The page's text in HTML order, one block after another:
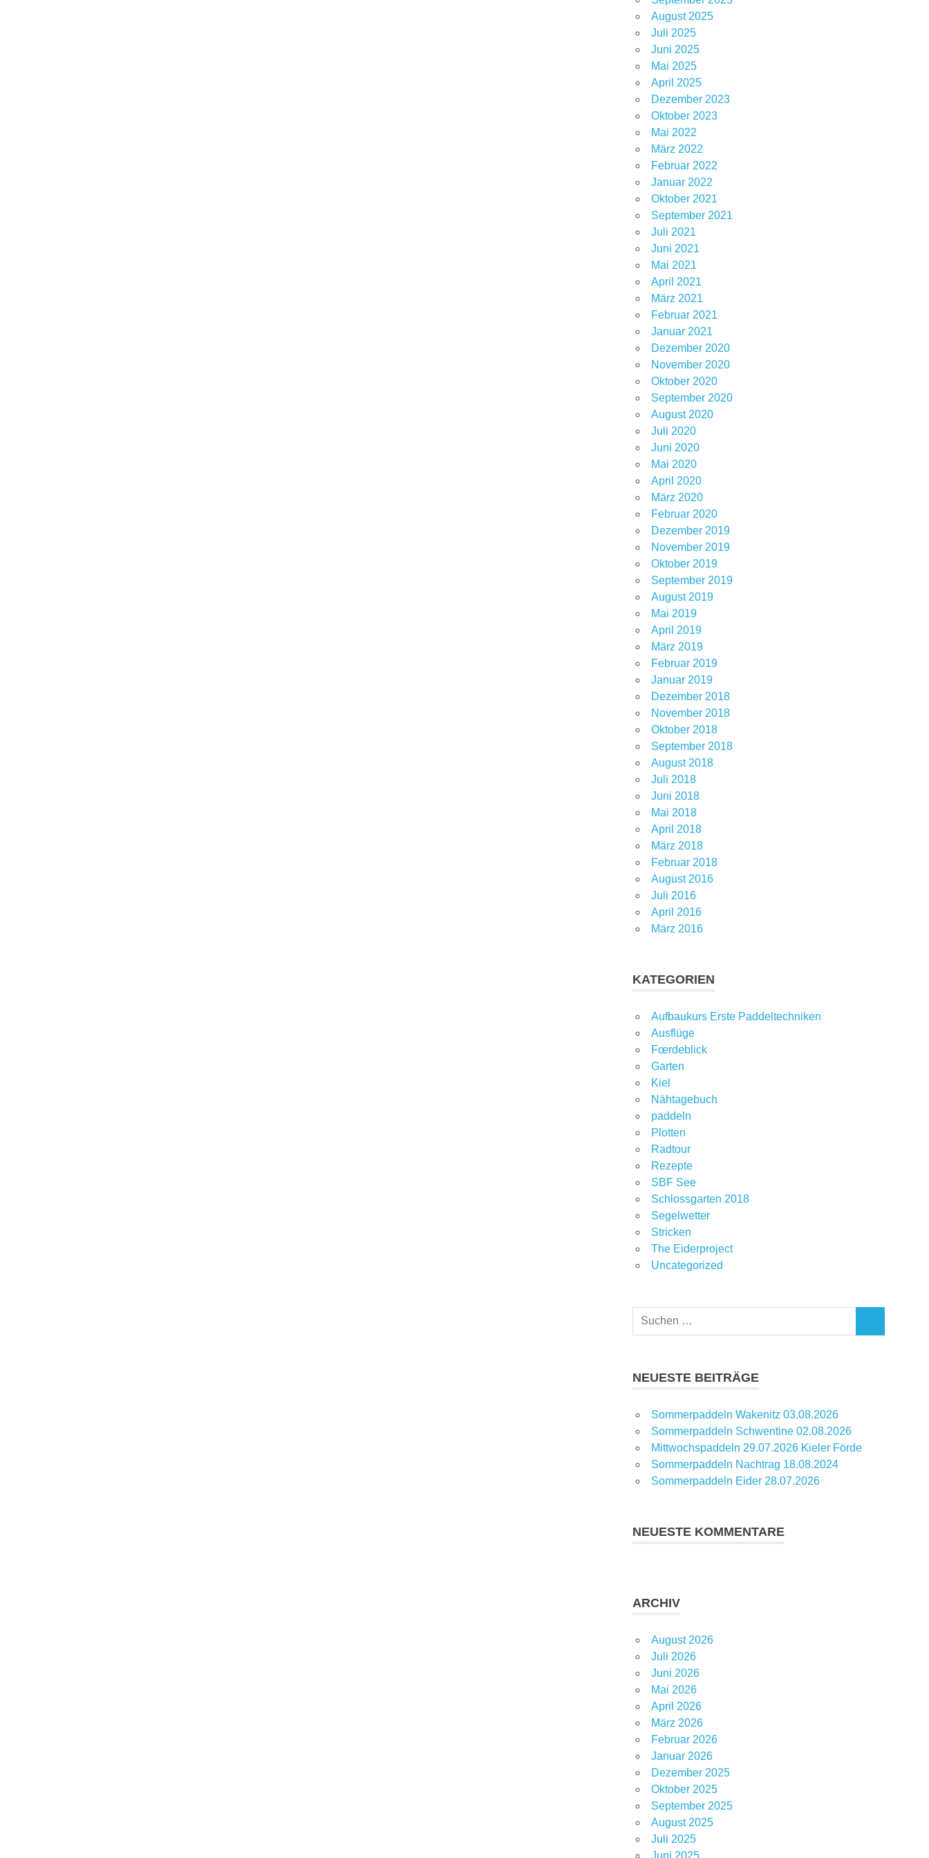
August 2025
Juli 2025
Juni 2025
Mai 2025
April 2025
Dezember 2023
Oktober 2023
Mai 2022
März 2022
Februar 2022
Januar 2022
Oktober 2021
September 2021
Juli 2021
Juni 2021
Mai 2021
April 2021
März 2021
Februar 2021
Januar 2021
Dezember 2020
November 2020
Oktober 2020
September 2020
August 2020
Juli 2020
Juni 2020
Mai 2020
April 2020
März 2020
Februar 2020
Dezember 2019
November 2019
Oktober 2019
September 2019
August 2019
Mai 2019
April 2019
März 2019
Februar 2019
Januar 2019
Dezember 2018
November 2018
Oktober 2018
September 2018
August 2018
Juli 2018
Juni 2018
Mai 2018
April 2018
März 2018
Februar 2018
August 2016
Juli 2016
April 2016
März 2016
KATEGORIEN
Aufbaukurs Erste Paddeltechniken
Ausflüge
Fœrdeblick
Garten
Kiel
Nähtagebuch
paddeln
Plotten
Radtour
Rezepte
SBF See
Schlossgarten 2018
Segelwetter
Stricken
The Eiderproject
Uncategorized
Suchen
NEUESTE BEITRÄGE
Sommerpaddeln Wakenitz 03.08.2026
Sommerpaddeln Schwentine 02.08.2026
Mittwochspaddeln 29.07.2026 Kieler Förde
Sommerpaddeln Nachtrag 18.08.2024
Sommerpaddeln Eider 28.07.2026
NEUESTE KOMMENTARE
ARCHIV
August 2026
Juli 2026
Juni 2026
Mai 2026
April 2026
März 2026
Februar 2026
Januar 2026
Dezember 2025
Oktober 2025
September 2025
August 2025
Juli 2025
Juni 2025